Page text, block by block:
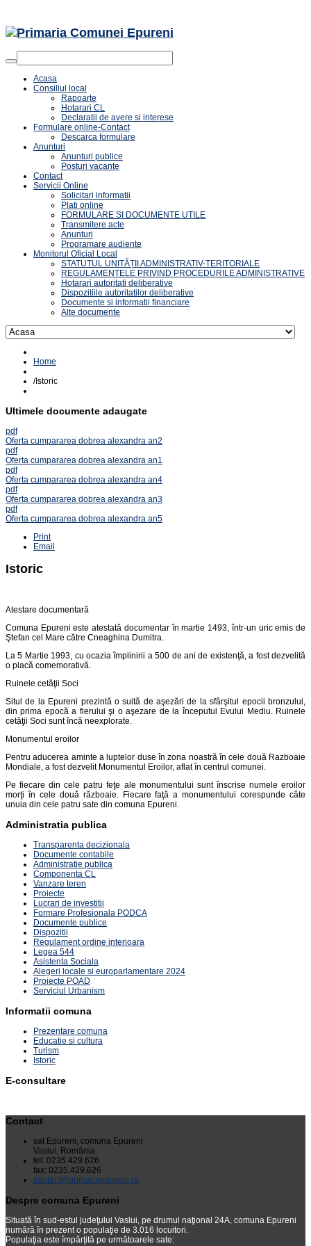
Acasa
Consiliul local
Rapoarte
Hotarari CL
Declaratii de avere si interese
Formulare online-Contact
Descarca formulare
Anunturi
Anunturi publice
Posturi vacante
Contact
Servicii Online
Solicitari informatii
Plati online
FORMULARE SI DOCUMENTE UTILE
Transmitere acte
Anunturi
Programare audiente
Monitorul Oficial Local
STATUTUL UNITĂȚII ADMINISTRATIV-TERITORIALE
REGULAMENTELE PRIVIND PROCEDURILE ADMINISTRATIVE
Hotarari autoritati deliberative
Dispozitiile autoritatilor deliberative
Documente si informatii financiare
Alte documente
Home
/Istoric
Ultimele documente adaugate
pdf
Oferta cumpararea dobrea alexandra an2
pdf
Oferta cumpararea dobrea alexandra an1
pdf
Oferta cumpararea dobrea alexandra an4
pdf
Oferta cumpararea dobrea alexandra an3
pdf
Oferta cumpararea dobrea alexandra an5
Print
Email
Istoric
Atestare documentară
Comuna Epureni este atestată documentar în martie 1493, într-un uric emis de
Ştefan cel Mare către Cneaghina Dumitra.
La 5 Martie 1993, cu ocazia împlinirii a 500 de ani de existenţă, a fost dezvelită
o placă comemorativă.
Ruinele cetăţii Soci
Situl de la Epureni prezintă o suită de aşezări de la sfârşitul epocii bronzului,
din prima epocă a fierului şi o aşezare de la începutul Evului Mediu. Ruinele
cetăţii Soci sunt încă neexplorate.
Monumentul eroilor
Pentru aducerea aminte a luptelor duse în zona noastră în cele două Razboaie
Mondiale, a fost dezvelit Monumentul Eroilor, aflat în centrul comunei.
Pe fiecare din cele patru feţe ale monumentului sunt înscrise numele eroilor
morţi în cele două războaie. Fiecare faţă a monumentului corespunde câte
unuia din cele patru sate din comuna Epureni.
Administratia publica
Transparenta decizionala
Documente contabile
Administratie publica
Componenta CL
Vanzare teren
Proiecte
Lucrari de investitii
Formare Profesionala PODCA
Documente publice
Dispozitii
Regulament ordine interioara
Legea 544
Asistenta Sociala
Alegeri locale si europarlamentare 2024
Proiecte POAD
Serviciul Urbanism
Informatii comuna
Prezentare comuna
Educatie si cultura
Turism
Istoric
E-consultare
Contact
sat Epureni, comuna Epureni
Vaslui, România
tel: 0235.429.626
fax: 0235.429.626
contact@primariaepureni.ro
Despre comuna Epureni
Situată în sud-estul judeţului Vaslui, pe drumul naţional 24A, comuna Epureni
numără în prezent o populaţie de 3.016 locuitori.
Populaţia este împărţită pe următoarele sate: